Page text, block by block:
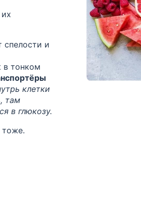
спелости и
в тонком
клетки
там
в глюкозу.